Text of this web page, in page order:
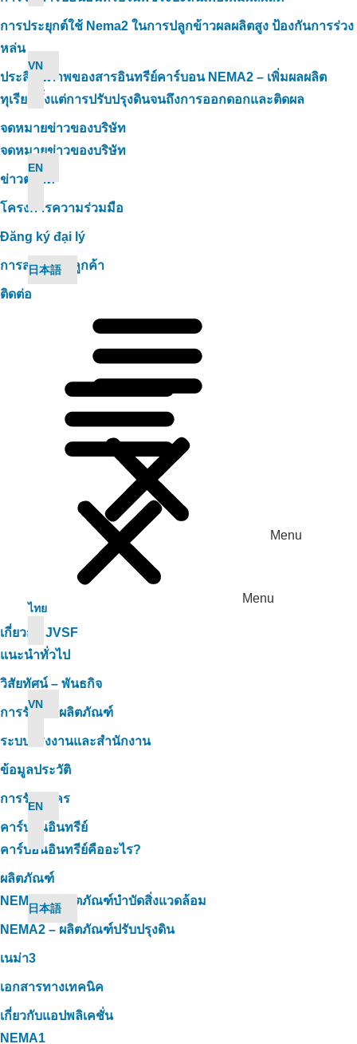
VN
EN
日本語
Menu
ไทย
VN
EN
日本語
การประยุกต์ใช้ Nema2 ในการปลูกข้าวผลผลิตสูง ป้องกันการร่วง
หล่น
ประสิทธิภาพของสารอินทรีย์คาร์บอน NEMA2 – เพิ่มผลผลิต
ทุเรียนตั้งแต่การปรับปรุงดินจนถึงการออกดอกและติดผล
จดหมายข่าวของบริษัท
จดหมายข่าวของบริษัท
ข่าวตลาด
โครงการความร่วมมือ
Đăng ký đại lý
การสนับสนุนลูกค้า
ติดต่อ
Menu
เกี่ยวกับ JVSF
แนะนำทั่วไป
วิสัยทัศน์ – พันธกิจ
การรับรองผลิตภัณฑ์
ระบบโรงงานและสำนักงาน
ข้อมูลประวัติ
การรับสมัคร
คาร์บอนอินทรีย์
คาร์บอนอินทรีย์คืออะไร?
ผลิตภัณฑ์
NEMA1 – ผลิตภัณฑ์บำบัดสิ่งแวดล้อม
NEMA2 – ผลิตภัณฑ์ปรับปรุงดิน
เนม่า3
เอกสารทางเทคนิค
เกี่ยวกับแอปพลิเคชั่น
NEMA1